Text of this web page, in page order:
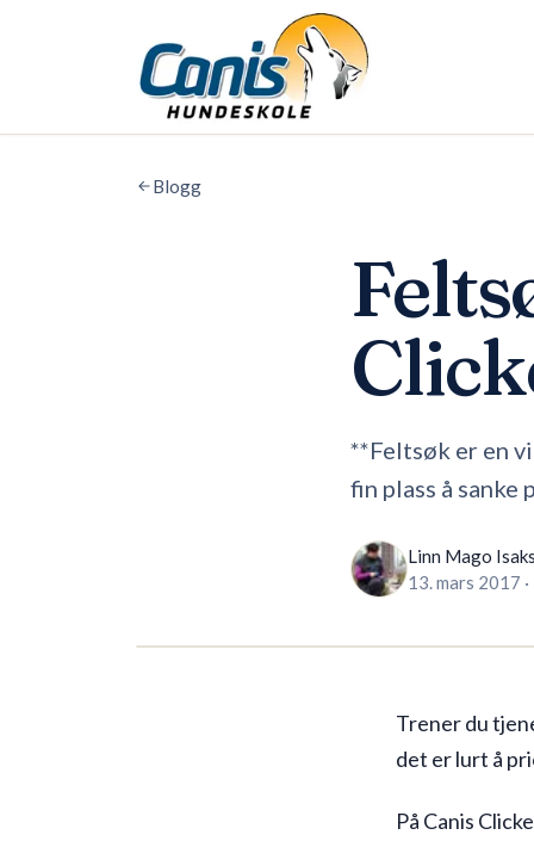
Blogg
**Feltsøk er en
fin plass å sanke
Linn Mago
13. mars 2017 ·
Trener du
det er lurt å
På Canis